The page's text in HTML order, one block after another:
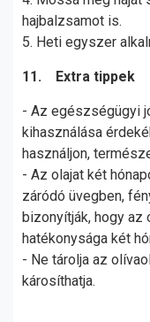
hajbalzsamot is.
5. Heti egyszer
11. Extra tippek
- Az egészségügyi
kihasználása
használjon,
- Az olajat két
záródó üvegben,
bizonyítják, hogy az
hatékonysága két
- Ne tárolja az
károsíthatja.